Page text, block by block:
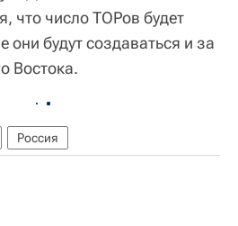
что число ТОРов будет
они будут создаваться и за
Востока.
Россия